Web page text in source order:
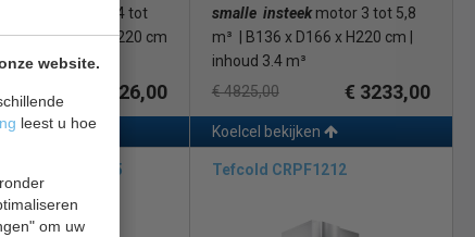
website.
leest u hoe
om uw
| inhang motor 4 tot
B136 x D166 x H220 cm
3.4 m³
€ 3126,00
bekijken
smalle insteekmotor 3 tot 5,8
m³ | B136 x D166 x H220 cm |
inhoud 3.4 m³
€ 4825,00
€ 3233,00
Koelcel bekijken
7087.0015 Tefcold CRPF1212